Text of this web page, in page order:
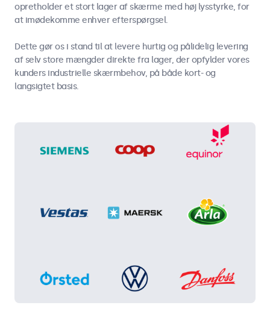
opretholder et stort lager af skærme med høj lysstyrke, for
at imødekomme enhver efterspørgsel.
Dette gør os i stand til at levere hurtig og pålidelig levering
af selv store mængder direkte fra lager, der opfylder vores
kunders industrielle skærmbehov, på både kort- og
langsigtet basis.